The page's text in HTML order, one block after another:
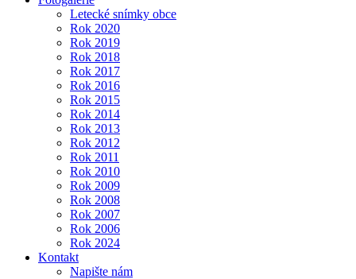
Letecké snímky obce
Rok 2020
Rok 2019
Rok 2018
Rok 2017
Rok 2016
Rok 2015
Rok 2014
Rok 2013
Rok 2012
Rok 2011
Rok 2010
Rok 2009
Rok 2008
Rok 2007
Rok 2006
Rok 2024
Kontakt
Napište nám